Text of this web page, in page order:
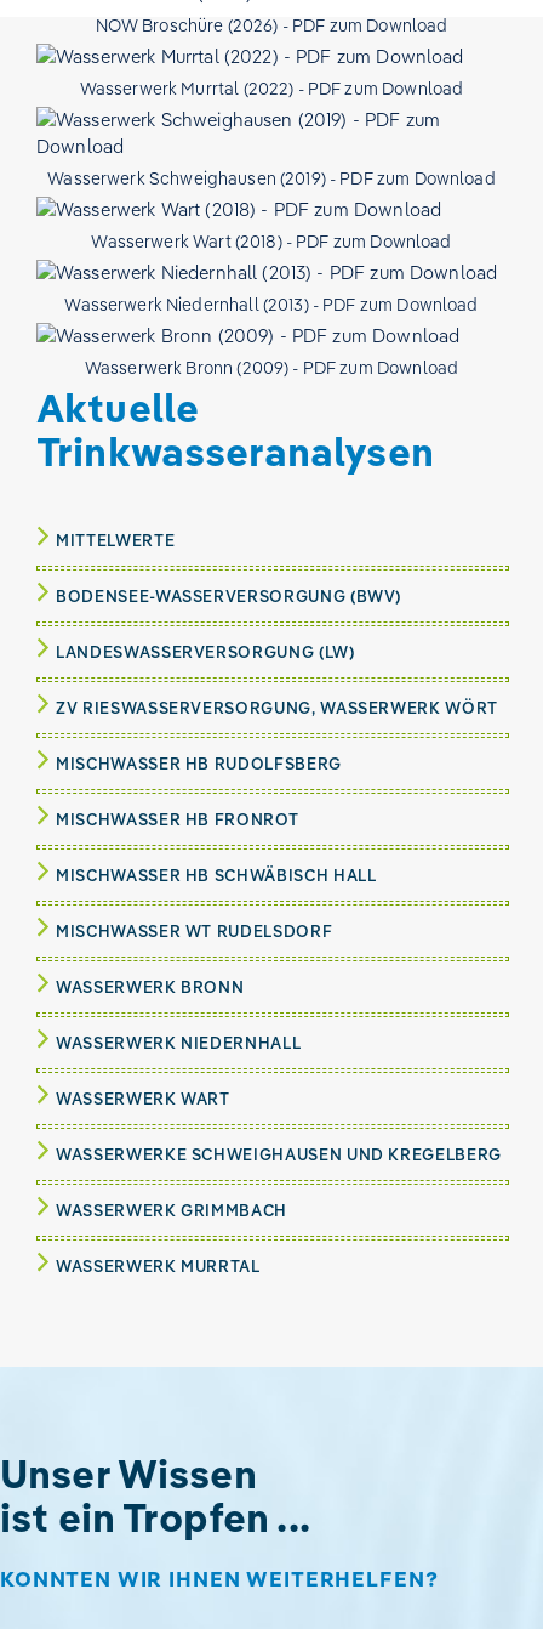
NOW Broschüre (2026) - PDF zum Download
Wasserwerk Murrtal (2022) - PDF zum Download
Wasserwerk Schweighausen (2019) - PDF zum Download
Wasserwerk Wart (2018) - PDF zum Download
Wasserwerk Niedernhall (2013) - PDF zum Download
Wasserwerk Bronn (2009) - PDF zum Download
Aktuelle
Trinkwasseranalysen
MITTELWERTE
BODENSEE-WASSERVERSORGUNG (BWV)
LANDESWASSERVERSORGUNG (LW)
ZV RIESWASSERVERSORGUNG, WASSERWERK WÖRT
MISCHWASSER HB RUDOLFSBERG
MISCHWASSER HB FRONROT
MISCHWASSER HB SCHWÄBISCH HALL
MISCHWASSER WT RUDELSDORF
WASSERWERK BRONN
WASSERWERK NIEDERNHALL
WASSERWERK WART
WASSERWERKE SCHWEIGHAUSEN UND KREGELBERG
WASSERWERK GRIMMBACH
WASSERWERK MURRTAL
Unser Wissen
ist ein Tropfen ...
KONNTEN WIR IHNEN WEITERHELFEN?